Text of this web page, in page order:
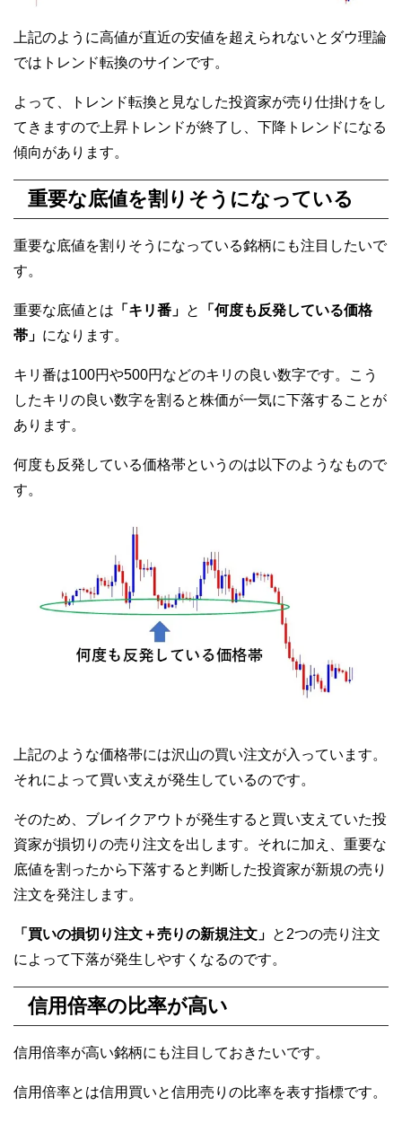
上記のように高値が直近の安値を超えられないとダウ理論
ではトレンド転換のサインです。
よって、トレンド転換と見なした投資家が売り仕掛けをし
てきますので上昇トレンドが終了し、下降トレンドになる
傾向があります。
重要な底値を割りそうになっている
重要な底値を割りそうになっている銘柄にも注目したいで
す。
重要な底値とは 「キリ番」 と
「何度も反発している価格
帯」 になります。
キリ番は100円や500円などのキリの良い数字です。こう
したキリの良い数字を割ると株価が一気に下落することが
あります。
何度も反発している価格帯というのは以下のようなもので
す。
上記のような価格帯には沢山の買い注文が入っています。
それによって買い支えが発生しているのです。
そのため、ブレイクアウトが発生すると買い支えていた投
資家が損切りの売り注文を出します。それに加え、重要な
底値を割ったから下落すると判断した投資家が新規の売り
注文を発注します。
「買いの損切り注文＋売りの新規注文」 と2つの売り注文
によって下落が発生しやすくなるのです。
信用倍率の比率が高い
信用倍率が高い銘柄にも注目しておきたいです。
信用倍率とは信用買いと信用売りの比率を表す指標です。